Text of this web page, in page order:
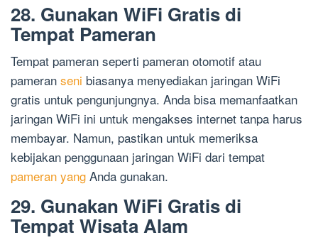
28. Gunakan WiFi Gratis di
Tempat Pameran
Tempat pameran seperti pameran otomotif atau
pameran seni biasanya menyediakan jaringan WiFi
gratis untuk pengunjungnya. Anda bisa memanfaatkan
jaringan WiFi ini untuk mengakses internet tanpa harus
membayar. Namun, pastikan untuk memeriksa
kebijakan penggunaan jaringan WiFi dari tempat
pameran yang Anda gunakan.
29. Gunakan WiFi Gratis di
Tempat Wisata Alam